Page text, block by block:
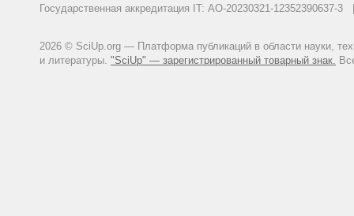
Государственная аккредитация IT: АО-20230321-
2026 © SciUp.org — Платформа публикаций в области науки,
и литературы. "SciUp" — зарегистрированный товарный знак.